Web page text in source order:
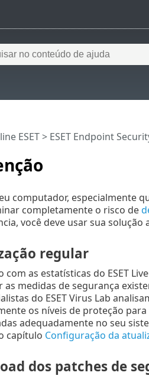
ESET> ESET Endpoint
computador, especialmente
completamente o risco de
você deve usar sua
regular
com as estatísticas do ESET
as medidas de segurança
do ESET Virus Lab
os níveis de proteção
adequadamente no seu
capítulo Configuração da
dos patches de